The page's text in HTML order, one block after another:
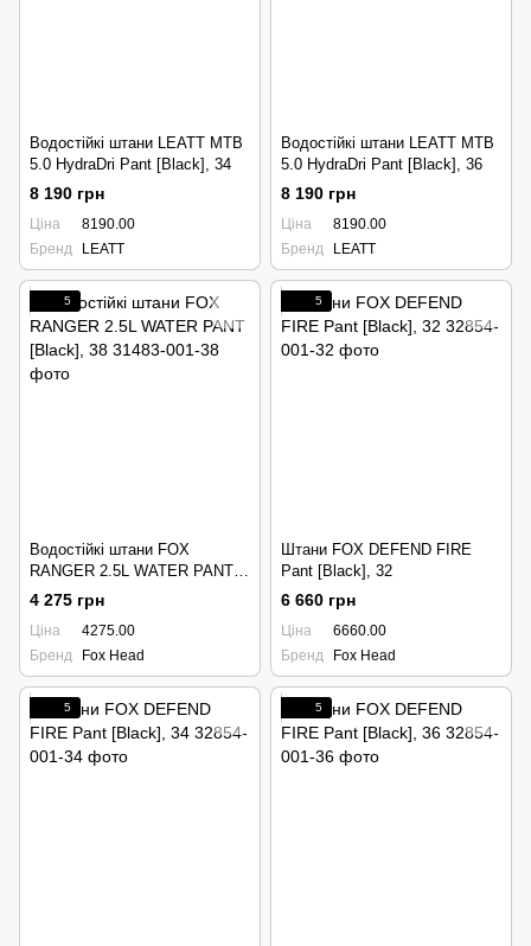
Водостійкі штани LEATT MTB
5.0 HydraDri Pant [Black], 34
8 190 грн
Ціна
8190.00
Бренд
LEATT
Водостійкі штани LEATT MTB
5.0 HydraDri Pant [Black], 36
8 190 грн
Ціна
8190.00
Бренд
LEATT
5
Водостійкі штани FOX
RANGER 2.5L WATER PANT
[Black], 38
4 275 грн
Ціна
4275.00
Бренд
Fox Head
5
Штани FOX DEFEND FIRE
Pant [Black], 32
6 660 грн
Ціна
6660.00
Бренд
Fox Head
5 5